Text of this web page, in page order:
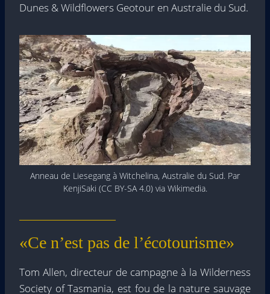
Dunes & Wildflowers Geotour en Australie du Sud.
Anneau de Liesegang à Witchelina, Australie du Sud. Par
KenjiSaki (CC BY-SA 4.0) via Wikimedia.
«Ce n’est pas de l’écotourisme»
Tom Allen, directeur de campagne à la Wilderness
Society of Tasmania, est fou de la nature sauvage